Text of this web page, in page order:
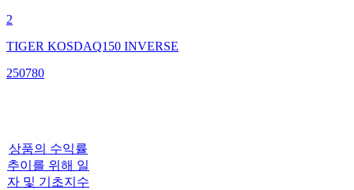
2
TIGER KOSDAQ150 INVERSE
250780
상품의 수익률
추이를 위해 일
자 및 기초지수